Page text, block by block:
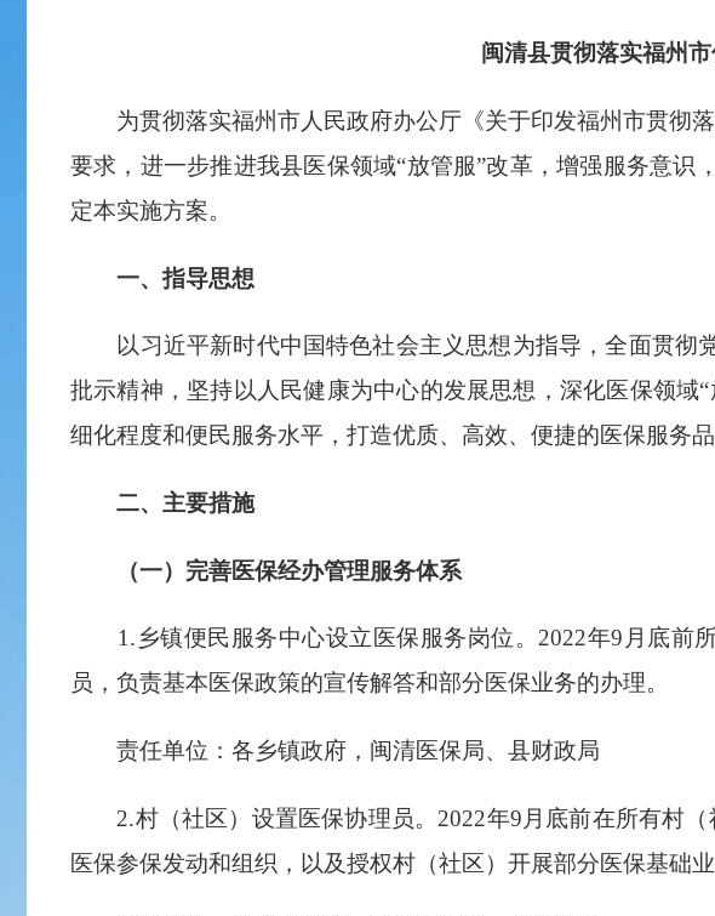
闽清县贯彻落实福州
为贯彻落实福州市人民政府办公厅《关于印发福州市贯彻落
要求，进一步推进我县医保领域“放管服”改革，增强服务意
定本实施方案。
一、指导思想
以习近平新时代中国特色社会主义思想为指导，全面贯彻
批示精神，坚持以人民健康为中心的发展思想，深化医保领
细化程度和便民服务水平，打造优质、高效、便捷的医保服务
二、主要措施
（一）完善医保经办管理服务体系
1.乡镇便民服务中心设立医保服务岗位。2022年9月底前
员，负责基本医保政策的宣传解答和部分医保业务的办理。
责任单位：各乡镇政府，闽清医保局、县财政局
2.村（社区）设置医保协理员。2022年9月底前在所有村（
医保参保发动和组织，以及授权村（社区）开展部分医保基础业